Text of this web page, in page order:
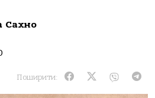
Сахно
Поширити: